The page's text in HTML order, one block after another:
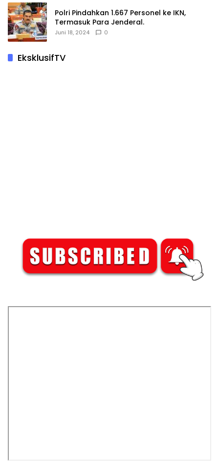
Polri Pindahkan 1.667 Personel ke IKN,
Termasuk Para Jenderal.
Juni 18, 2024 0
EksklusifTV